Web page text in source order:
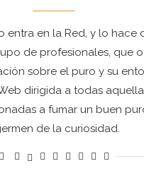
entra en la Red, y lo hace
de profesionales, que
sobre el puro y su
dirigida a todas
a fumar un buen
de la curiosidad.